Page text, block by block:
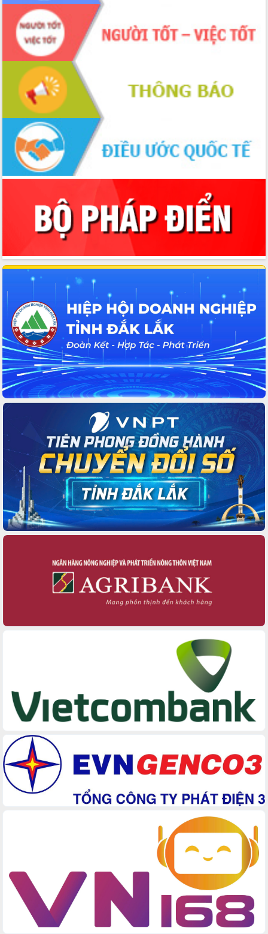
Phát động chiến dịch 30 ngày đêm
giải phóng mặt bằng Tuyến đường bộ
ven biển
Đắk Lắk nỗ lực thúc đẩy tăng trưởng
kinh tế từ 10% trở lên trong Quý
II/2026
Đắk Lắk ký kết thỏa thuận hợp tác về
chuyển đổi số giai đoạn 2026 – 2030
với Tập đoàn Bưu chính Viễn thông
Việt Nam
Thứ trưởng Bộ Y tế làm việc với tỉnh
Đắk Lắk về phát triển nhân lực y tế
cho trạm y tế cấp xã
Du lịch Đắk Lắk nâng tầm trải nghiệm
du khách thông qua Hệ thống cơ sở dữ
liệu và Bản đồ số
Tập huấn ứng dụng trí tuệ nhân tạo (AI)
trong thương mại điện tử năm 2026
Đoàn đại biểu Quốc hội tỉnh Đắk Lắk
nhất, Quốc hội khóa XVI
Quyết liệt cải cách hành chính, khơi
thông nguồn lực phát triển
Nâng cao hiệu lực, hiệu quả HĐND
tỉnh thông qua hiện đại hóa hành chính
Xã Ea Phê gắn cải cách hành chính với
chuyển đổi số
Phó Chủ tịch Thường trực UBND tỉnh
Hồ Thị Nguyên Thảo làm việc tại Trung
tâm Phục vụ hành chính công xã Ea
Phê
Xây dựng nền hành chính số đồng
hành cùng nông dân dân, doanh nghiệp
Giai đoạn 2026-2030, Đắk Lắk phấn
đấu có 77% xã đạt chuẩn nông thôn
Chuyển đổi số 'mở đường' cho nông
nghiệp Đắk Lắk tăng trưởng bứt phá
Triển khai đồng bộ đo đạc, lập hồ sơ
địa chính, hoàn thiện cơ sở dữ liệu đất
đai
Đắk Lắk nâng cao hiệu quả công tác
Đảng từ Sổ tay đảng viên điện tử
Quyền của người tiêu dùng Việt Nam
2026
tâm đạt được mục tiêu tăng trưởng
hai con số trong năm 2026
Tổ chức trang trọng Lễ hội Đền thờ
Lương Văn Chánh năm 2026
Phó Bí thư Tỉnh ủy Đắk Lắk Đỗ Hữu
Huy giữ chức Bí thư Đảng ủy Ủy Ban
không gian tri thức trong thời đại số
Đánh giá, rút kinh nghiệm công tác tổ
chức diễn tập trước ngày bầu cử
Chương trình “Gặp gỡ hữu nghị –
Friendship Meeting New Year 2026”